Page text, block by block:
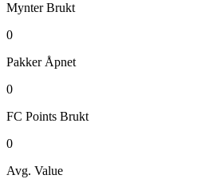
Mynter Brukt
0
Pakker Åpnet
0
FC Points Brukt
0
Avg. Value